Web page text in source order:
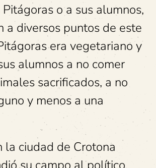
o a sus alumnos,
a diversos puntos de este
era vegetariano y
alumnos a no comer
sacrificados, a no
y menos a una
la ciudad de Crotona